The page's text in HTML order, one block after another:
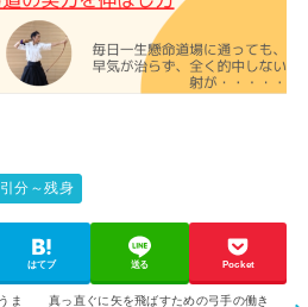
分～残身
はてブ 送る Pocket
ま 真っ直ぐに矢を飛ばすための弓手の働き